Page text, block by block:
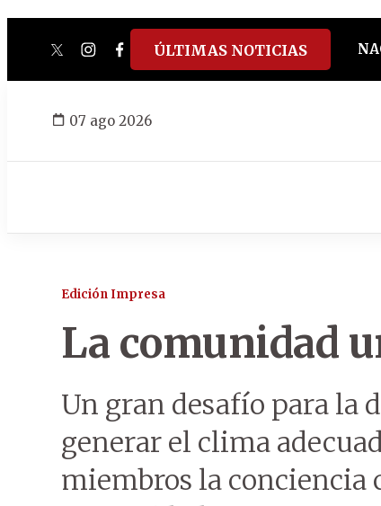
twitterinstagram
facebook
tiktokyoutube
spotify
ÚLTIMAS NOTICIAS
07 ago 2026
Edición Impresa
La comunidad
Un gran desafío para la
generar el clima
miembros la conciencia